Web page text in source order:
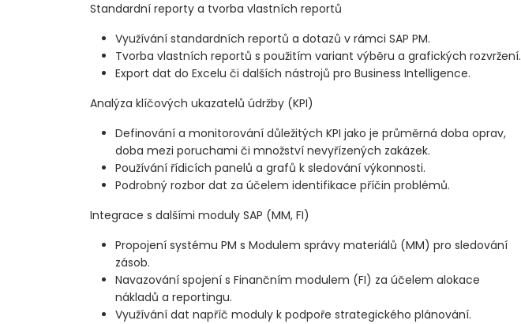
Standardní reporty a tvorba vlastních reportů
Využívání standardních reportů a dotazů v rámci SAP PM.
Tvorba vlastních reportů s použitím variant výběru a grafických rozvržení.
Export dat do Excelu či dalších nástrojů pro Business Intelligence.
Analýza klíčových ukazatelů údržby (KPI)
Definování a monitorování důležitých KPI jako je průměrná doba oprav,
doba mezi poruchami či množství nevyřízených zakázek.
Používání řídicích panelů a grafů k sledování výkonnosti.
Podrobný rozbor dat za účelem identifikace příčin problémů.
Integrace s dalšími moduly SAP (MM, FI)
Propojení systému PM s Modulem správy materiálů (MM) pro sledování
zásob.
Navazování spojení s Finančním modulem (FI) za účelem alokace
nákladů a reportingu.
Využívání dat napříč moduly k podpoře strategického plánování.